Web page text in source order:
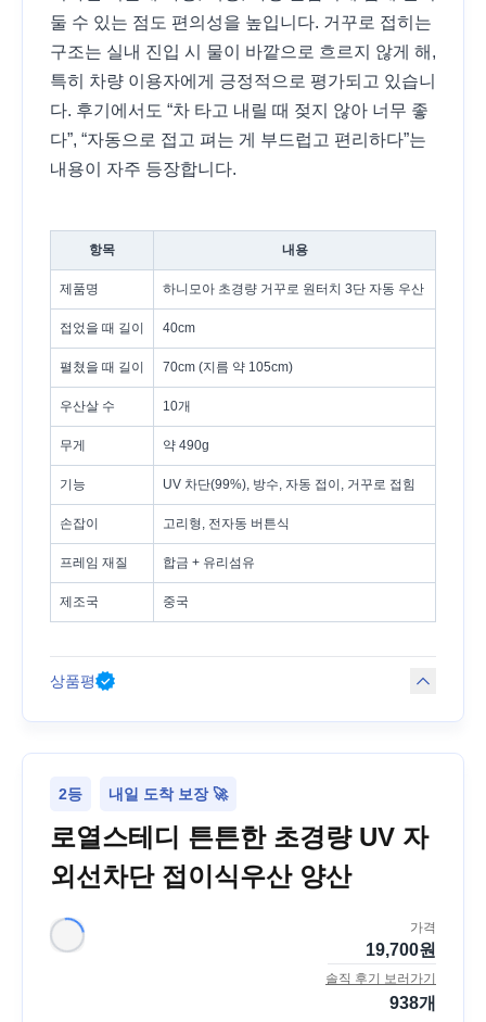
둘 수 있는 점도 편의성을 높입니다. 거꾸로 접히는
구조는 실내 진입 시 물이 바깥으로 흐르지 않게 해,
특히 차량 이용자에게 긍정적으로 평가되고 있습니
다. 후기에서도 “차 타고 내릴 때 젖지 않아 너무 좋
다”, “자동으로 접고 펴는 게 부드럽고 편리하다”는
내용이 자주 등장합니다.
항목 내용
제품명 하니모아 초경량 거꾸로 원터치 3단 자동 우산
접었을 때 길이 40cm
펼쳤을 때 길이 70cm (지름 약 105cm)
우산살 수 10개
무게 약 490g
기능 UV 차단(99%), 방수, 자동 접이, 거꾸로 접힘
손잡이 고리형, 전자동 버튼식
프레임 재질 합금 + 유리섬유
제조국 중국
상품평
2등 내일 도착 보장 🚀
로열스테디 튼튼한 초경량 UV 자
외선차단 접이식우산 양산
가격
19,700원
솔직 후기 보러가기
938개